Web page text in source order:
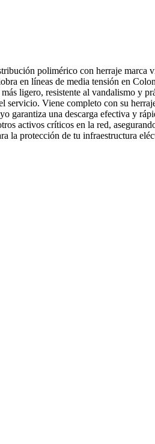
polimérico con herraje marca
en líneas de media tensión en
ligero, resistente al vandalismo y
servicio. Viene completo con su
garantiza una descarga efectiva y
activos críticos en la red,
la protección de tu infraestructura